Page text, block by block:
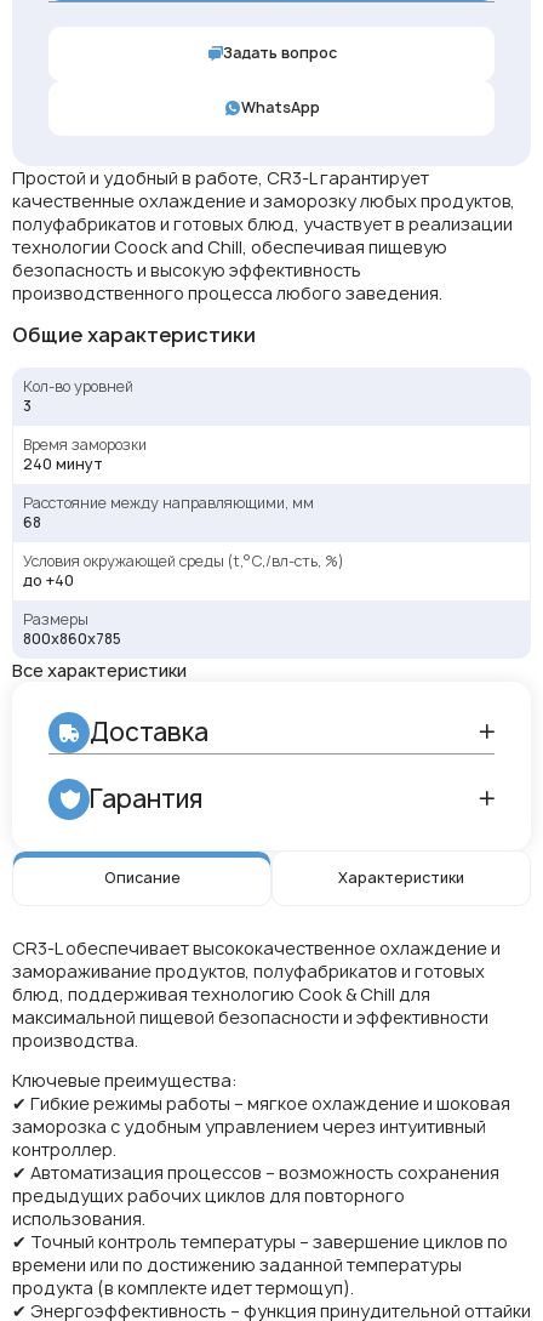
Простой и удобный в работе, CR3-L гарантирует
качественные охлаждение и заморозку любых продуктов,
полуфабрикатов и готовых блюд, участвует в реализации
технологии Coock and Chill, обеспечивая пищевую
безопасность и высокую эффективность
производственного процесса любого заведения.
Общие характеристики
Кол-во уровней
3
Время заморозки
240 минут
Расстояние между направляющими, мм
68
Условия окружающей среды (t,°C,/вл-сть, %)
до +40
Размеры
800x860x785
Все характеристики
Описание Характеристики
CR3-L обеспечивает высококачественное охлаждение и
замораживание продуктов, полуфабрикатов и готовых
блюд, поддерживая технологию Cook & Chill для
максимальной пищевой безопасности и эффективности
производства.
Ключевые преимущества:
✔ Гибкие режимы работы – мягкое охлаждение и шоковая
заморозка с удобным управлением через интуитивный
контроллер.
✔ Автоматизация процессов – возможность сохранения
предыдущих рабочих циклов для повторного
использования.
✔ Точный контроль температуры – завершение циклов по
времени или по достижению заданной температуры
продукта (в комплекте идет термощуп).
✔ Энергоэффективность – функция принудительной оттайки
Задать вопрос
WhatsApp
Доставка
Гарантия